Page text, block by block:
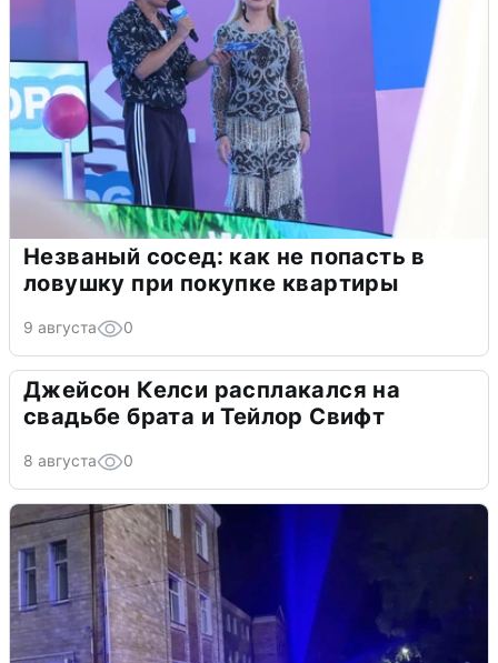
Незваный сосед: как не попасть в
ловушку при покупке квартиры
9 августа 0
Джейсон Келси расплакался на
свадьбе брата и Тейлор Свифт
8 августа 0